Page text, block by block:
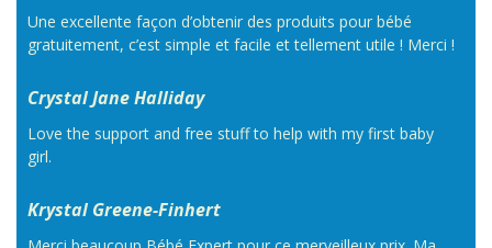
Une excellente façon d’obtenir des produits pour bébé
gratuitement, c’est simple et facile et tellement utile ! Merci !
Crystal Jane Halliday
Love the support and free stuff to help with my first baby
girl.
Krystal Greene-Finhert